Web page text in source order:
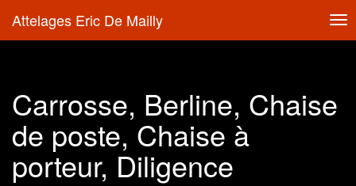
Attelages Eric De Mailly
Carrosse, Berline, Chaise
de poste, Chaise à
porteur, Diligence